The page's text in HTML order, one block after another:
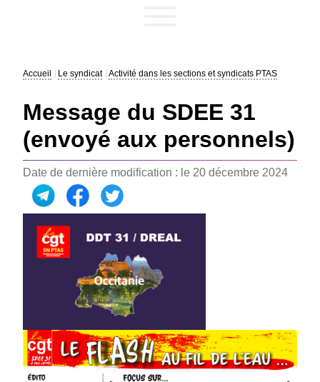
Accueil Le syndicat Activité dans les sections et syndicats PTAS
Message du SDEE 31
(envoyé aux personnels)
Date de dernière modification : le 20 décembre 2024